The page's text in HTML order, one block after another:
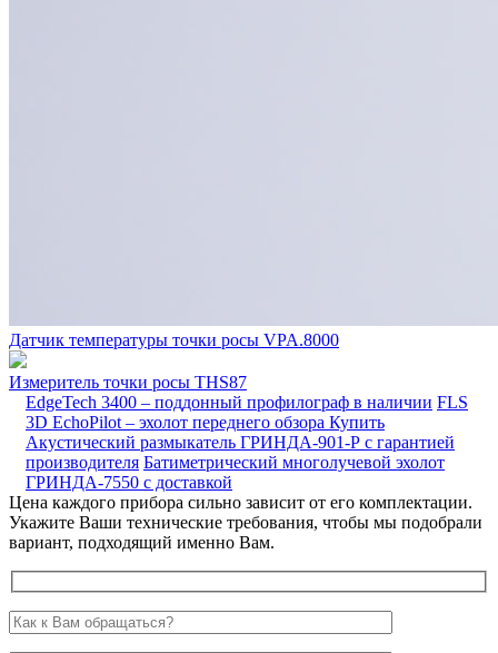
Датчик температуры точки росы VPA.8000
Измеритель точки росы THS87
EdgeTech 3400 – поддонный профилограф в наличии FLS
3D EchoPilot – эхолот переднего обзора Купить
Акустический размыкатель ГРИНДА-901-Р с гарантией
производителя Батиметрический многолучевой эхолот
ГРИНДА-7550 с доставкой
Цена каждого прибора сильно зависит от его комплектации.
Укажите Ваши технические требования, чтобы мы подобрали
вариант, подходящий именно Вам.